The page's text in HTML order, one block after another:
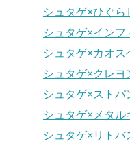
シュタゲ×ひぐら
シュタゲ×インフ
シュタゲ×カオス
シュタゲ×クレヨ
シュタゲ×ストパ
シュタゲ×メタル
シュタゲ×リトバ